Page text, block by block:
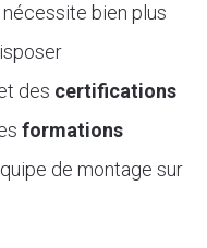
bien plus
des certifications
formations
de montage sur